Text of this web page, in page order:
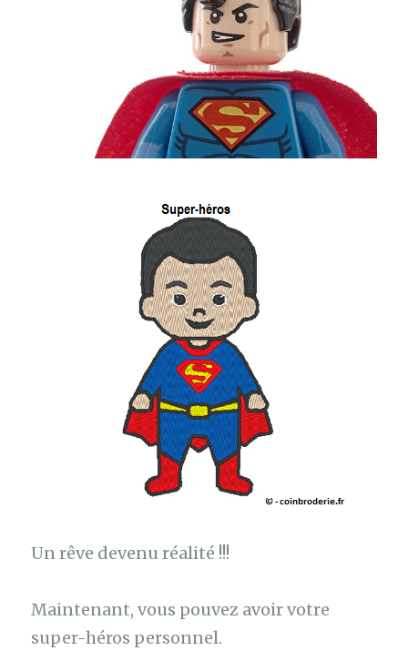
Un rêve devenu réalité !!!
Maintenant, vous pouvez avoir votre
super-héros personnel.